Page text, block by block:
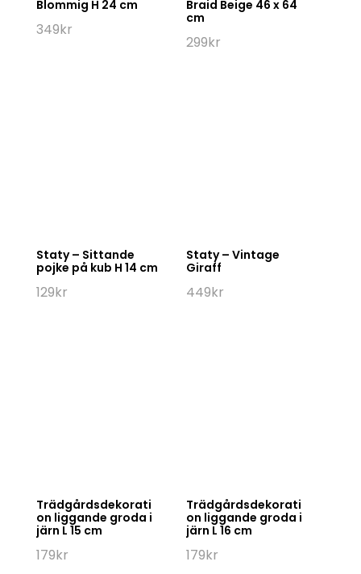
Blommig H 24 cm
349kr
Braid Beige 46 x 64
cm
299kr
Staty – Sittande
pojke på kub H 14 cm
129kr
Staty – Vintage
Giraff
449kr
Trädgårdsdekorati
on liggande groda i
järn L 15 cm
179kr
Trädgårdsdekorati
on liggande groda i
järn L 16 cm
179kr